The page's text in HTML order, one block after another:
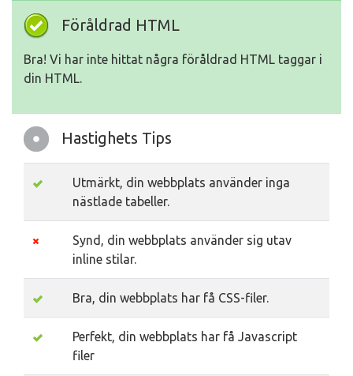
Föråldrad HTML
Bra! Vi har inte hittat några föråldrad HTML taggar i
din HTML.
Hastighets Tips
Utmärkt, din webbplats använder inga
nästlade tabeller.
Synd, din webbplats använder sig utav
inline stilar.
Bra, din webbplats har få CSS-filer.
Perfekt, din webbplats har få Javascript
filer